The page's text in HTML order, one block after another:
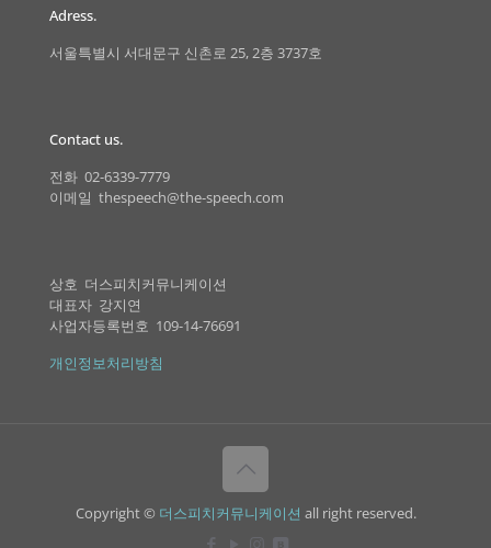
Adress.
서울특별시 서대문구 신촌로 25, 2층 3737호
Contact us.
전화 02-6339-7779
이메일 thespeech@the-speech.com
상호 더스피치커뮤니케이션
대표자 강지연
사업자등록번호 109-14-76691
개인정보처리방침
Copyright © 더스피치커뮤니케이션 all right reserved.